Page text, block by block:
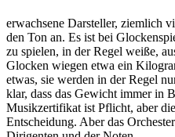
erwachsene Darsteller, ziemlich
den Ton an. Es ist bei
zu spielen, in der Regel weiße,
Glocken wiegen etwa ein
etwas, sie werden in der Regel
klar, dass das Gewicht immer in
Musikzertifikat ist Pflicht, aber
Entscheidung. Aber das